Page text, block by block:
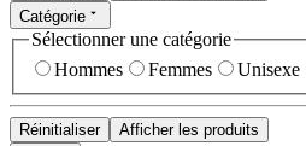
Catégorie
Sélectionner une catégorie
Hommes
Femmes Unisexe
Réinitialiser
Afficher les produits